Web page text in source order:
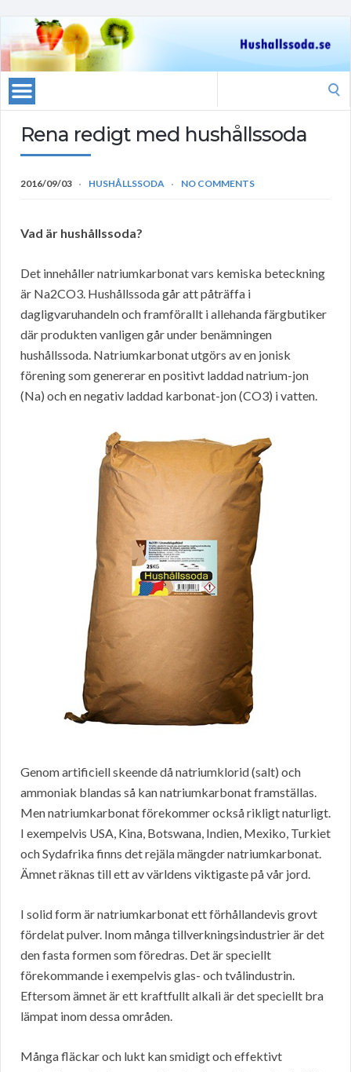
Rena redigt med hushållssoda
2016/09/03 HUSHÅLLSSODA NO COMMENTS
Vad är hushållssoda?
Det innehåller natriumkarbonat vars kemiska beteckning
är Na2CO3. Hushållssoda går att påträffa i
dagligvaruhandeln och framförallt i allehanda färgbutiker
där produkten vanligen går under benämningen
hushållssoda. Natriumkarbonat utgörs av en jonisk
förening som genererar en positivt laddad natrium-jon
(Na) och en negativ laddad karbonat-jon (CO3) i vatten.
Genom artificiell skeende då natriumklorid (salt) och
ammoniak blandas så kan natriumkarbonat framställas.
Men natriumkarbonat förekommer också rikligt naturligt.
I exempelvis USA, Kina, Botswana, Indien, Mexiko, Turkiet
och Sydafrika finns det rejäla mängder natriumkarbonat.
Ämnet räknas till ett av världens viktigaste på vår jord.
I solid form är natriumkarbonat ett förhållandevis grovt
fördelat pulver. Inom många tillverkningsindustrier är det
den fasta formen som föredras. Det är speciellt
förekommande i exempelvis glas- och tvålindustrin.
Eftersom ämnet är ett kraftfullt alkali är det speciellt bra
lämpat inom dessa områden.
Många fläckar och lukt kan smidigt och effektivt